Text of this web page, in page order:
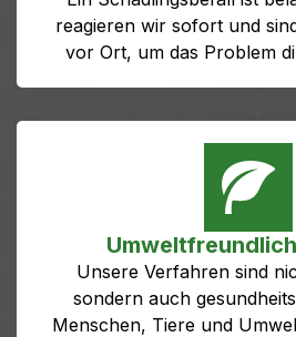
reagieren wir sofort und
vor Ort, um das Problem
Unsere Verfahren sind
sondern auch
Menschen, Tiere und